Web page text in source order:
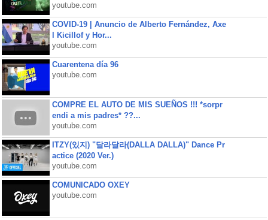
youtube.com
COVID-19 | Anuncio de Alberto Fernández, Axe
l Kicillof y Hor...
youtube.com
Cuarentena día 96
youtube.com
COMPRE EL AUTO DE MIS SUEÑOS !!! *sorpr
endi a mis padres* ??...
youtube.com
ITZY(있지) "달라달라(DALLA DALLA)" Dance Pr
actice (2020 Ver.)
youtube.com
COMUNICADO OXEY
youtube.com